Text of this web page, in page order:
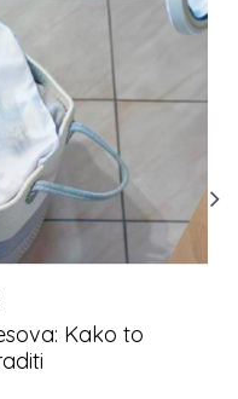
Kako to